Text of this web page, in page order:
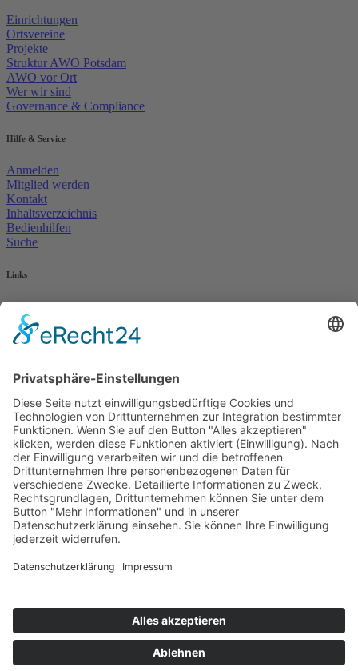
Einrichtungen
Ortsvereine
Projekte
Struktur AWO Potsdam
AWO vor Ort
Wer wir sind
Governance & Compliance
Hilfe & Service
Anmelden
Mitglied werden
Kontakt
Inhaltsverzeichnis
Bedienhilfen
Suche
Links
AWO Jobportal
AWO Ehrenamt Portal
AWO Schulgesundheitsfachkräfte
AWO Pflegeberatung
AWO Kulturhaus Babelsberg
Arbeit mit Behinderung
AWO Büro Kindermut
Kulturland Brandenburg
AWO Selbsthilfe
AWO eLearning
Kultur für JEDEN
AWO 1plus9
Dachverband Freie Suchtselbsthilfe
© 1990 - 2026 Arbeiterwohlfahrt Bezirksverband Potsdam e. V.
Impressum|Datenschutz|Barrierefreiheitserklärung
Mutige Mutmacher*innen gesucht!